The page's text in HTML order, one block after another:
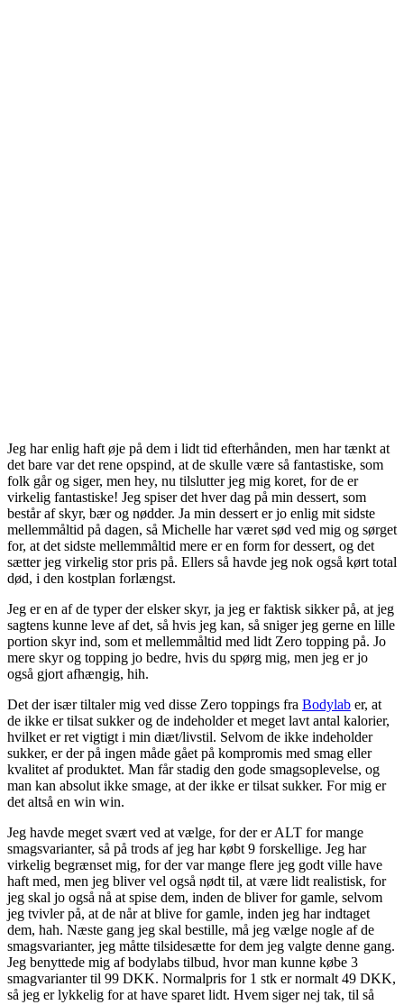
Jeg har enlig haft øje på dem i lidt tid efterhånden, men har tænkt at
det bare var det rene opspind, at de skulle være så fantastiske, som
folk går og siger, men hey, nu tilslutter jeg mig koret, for de er
virkelig fantastiske! Jeg spiser det hver dag på min dessert, som
består af skyr, bær og nødder. Ja min dessert er jo enlig mit sidste
mellemmåltid på dagen, så Michelle har været sød ved mig og sørget
for, at det sidste mellemmåltid mere er en form for dessert, og det
sætter jeg virkelig stor pris på. Ellers så havde jeg nok også kørt total
død, i den kostplan forlængst.
Jeg er en af de typer der elsker skyr, ja jeg er faktisk sikker på, at jeg
sagtens kunne leve af det, så hvis jeg kan, så sniger jeg gerne en lille
portion skyr ind, som et mellemmåltid med lidt Zero topping på. Jo
mere skyr og topping jo bedre, hvis du spørg mig, men jeg er jo
også gjort afhængig, hih.
Det der især tiltaler mig ved disse Zero toppings fra Bodylab er, at
de ikke er tilsat sukker og de indeholder et meget lavt antal kalorier,
hvilket er ret vigtigt i min diæt/livstil. Selvom de ikke indeholder
sukker, er der på ingen måde gået på kompromis med smag eller
kvalitet af produktet. Man får stadig den gode smagsoplevelse, og
man kan absolut ikke smage, at der ikke er tilsat sukker. For mig er
det altså en win win.
Jeg havde meget svært ved at vælge, for der er ALT for mange
smagsvarianter, så på trods af jeg har købt 9 forskellige. Jeg har
virkelig begrænset mig, for der var mange flere jeg godt ville have
haft med, men jeg bliver vel også nødt til, at være lidt realistisk, for
jeg skal jo også nå at spise dem, inden de bliver for gamle, selvom
jeg tvivler på, at de når at blive for gamle, inden jeg har indtaget
dem, hah. Næste gang jeg skal bestille, må jeg vælge nogle af de
smagsvarianter, jeg måtte tilsidesætte for dem jeg valgte denne gang.
Jeg benyttede mig af bodylabs tilbud, hvor man kunne købe 3
smagvarianter til 99 DKK. Normalpris for 1 stk er normalt 49 DKK,
så jeg er lykkelig for at have sparet lidt. Hvem siger nej tak, til så